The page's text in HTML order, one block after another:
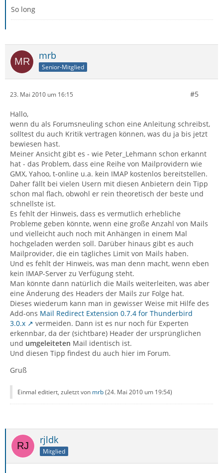
So long
mrb
Senior-Mitglied
23. Mai 2010 um 16:15 #5
Hallo,
wenn du als Forumsneuling schon eine Anleitung schreibst,
solltest du auch Kritik vertragen können, was du ja bis jetzt
bewiesen hast.
Meiner Ansicht gibt es - wie Peter_Lehmann schon erkannt
hat - das Problem, dass eine Reihe von Mailprovidern wie
GMX, Yahoo, t-online u.a. kein IMAP kostenlos bereitstellen.
Daher fällt bei vielen Usern mit diesen Anbietern dein Tipp
schon mal flach, obwohl er rein theoretisch der beste und
schnellste ist.
Es fehlt der Hinweis, dass es vermutlich erhebliche
Probleme geben könnte, wenn eine große Anzahl von Mails
und vielleicht auch noch mit Anhängen in einem Mal
hochgeladen werden soll. Darüber hinaus gibt es auch
Mailprovider, die ein tägliches Limit von Mails haben.
Und es fehlt der Hinweis, was man denn macht, wenn eben
kein IMAP-Server zu Verfügung steht.
Man könnte dann natürlich die Mails weiterleiten, was aber
eine Änderung des Headers der Mails zur Folge hat.
Dieses wiederum kann man in gewisser Weise mit Hilfe des
Add-ons Mail Redirect Extension 0.7.4 for Thunderbird
3.0.x
vermeiden. Dann ist es nur noch für Experten
erkennbar, da der (sichtbare) Header der ursprünglichen
und umgeleiteten Mail identisch ist.
Und diesen Tipp findest du auch hier im Forum.
Gruß
Einmal editiert, zuletzt von mrb(24. Mai 2010 um 19:54)
rjldk
Mitglied